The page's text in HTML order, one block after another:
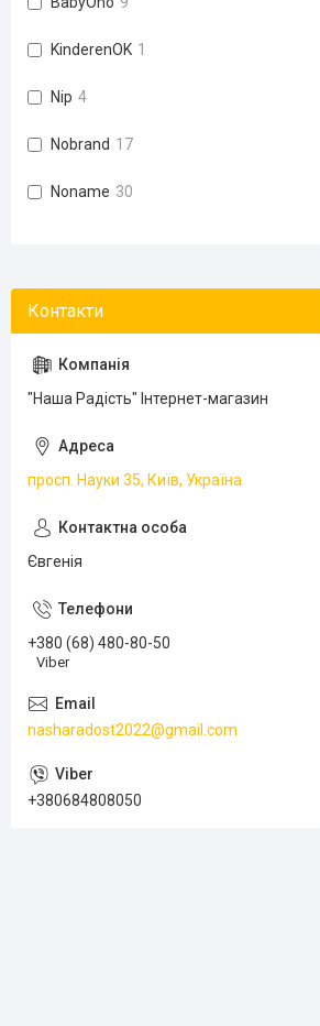
KinderenOK 1
Nip 4
Nobrand 17
Noname 30
"Наша Радість" Інтернет-магазин
просп. Науки 35, Київ, Україна
Євгенія
+380 (68) 480-80-50
Viber
nasharadost2022@gmail.com
+380684808050